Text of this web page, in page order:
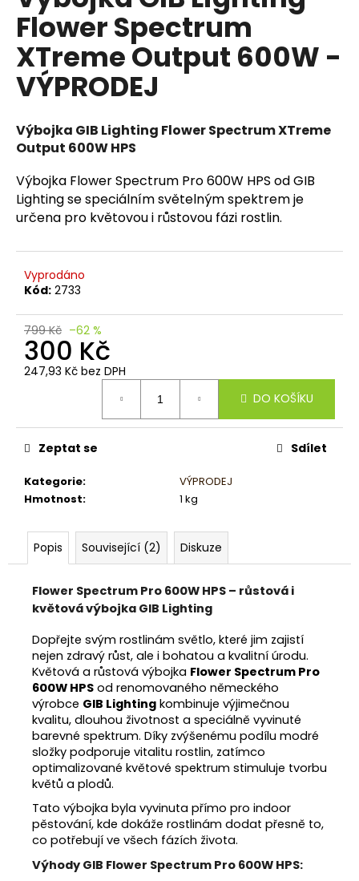
0,0
5
hvězdiček.
Flower Spectrum
XTreme Output 600W -
VÝPRODEJ
Výbojka GIB Lighting Flower Spectrum XTreme
Output 600W HPS
Výbojka Flower Spectrum Pro 600W HPS od GIB
Lighting se speciálním světelným spektrem je
určena pro květovou i růstovou fázi rostlin.
Vyprodáno
Kód: 2733
799 Kč –62 %
300 Kč
247,93 Kč bez DPH
DO KOŠÍKU
Kategorie:
VÝPRODEJ
Hmotnost: 1 kg
Zeptat se Sdílet
Popis Související (2) Diskuze
Flower Spectrum Pro 600W HPS – růstová i
květová výbojka GIB Lighting
Dopřejte svým rostlinám světlo, které jim zajistí
nejen zdravý růst, ale i bohatou a kvalitní úrodu.
Květová a růstová výbojka Flower Spectrum Pro
600W HPS od renomovaného německého
výrobce GIB Lighting kombinuje výjimečnou
kvalitu, dlouhou životnost a speciálně vyvinuté
barevné spektrum. Díky zvýšenému podílu modré
složky podporuje vitalitu rostlin, zatímco
optimalizované květové spektrum stimuluje tvorbu
květů a plodů.
Tato výbojka byla vyvinuta přímo pro indoor
pěstování, kde dokáže rostlinám dodat přesně to,
co potřebují ve všech fázích života.
Výhody GIB Flower Spectrum Pro 600W HPS:
a
j
í
t
?
HLEDAT
D
o
p
o
u
č
u
m
e